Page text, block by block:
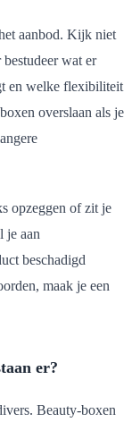
aanbod. Kijk niet
wat er
en welke flexibiliteit
overslaan als je
opzeggen of zit je
je aan
beschadigd
maak je een
er?
Beauty-boxen